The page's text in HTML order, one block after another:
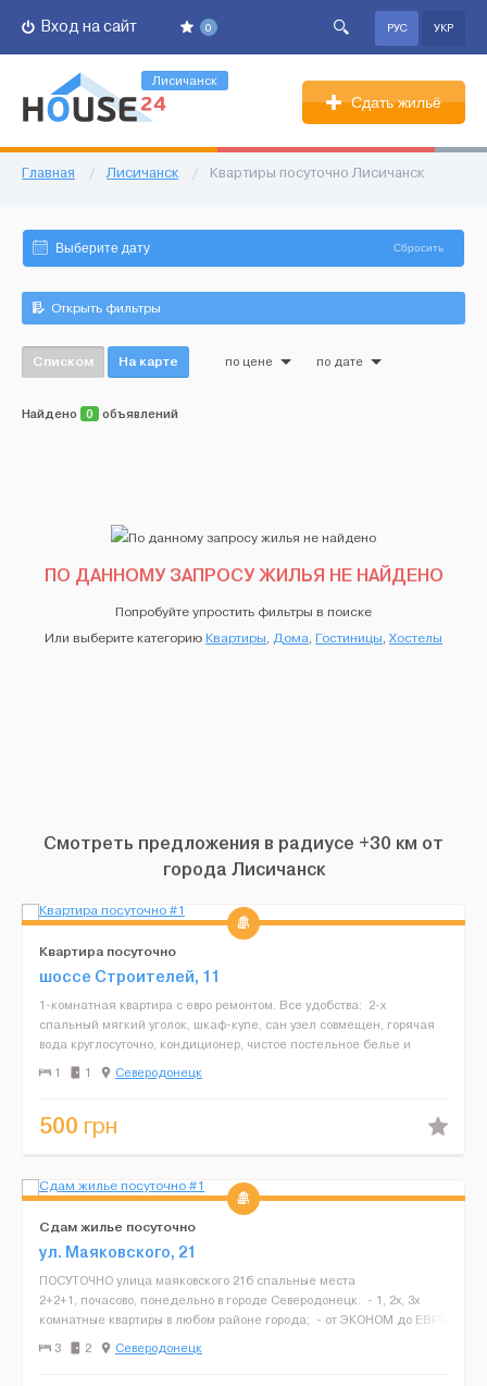
0
Вход на сайт РУС УКР
Лисичанск
Сдать жильё
Главная / Лисичанск / Квартиры посуточно Лисичанск
Сбросить
Открыть фильтры
Списком На карте по цене по дате
Найдено 0 объявлений
ПО ДАННОМУ ЗАПРОСУ ЖИЛЬЯ НЕ НАЙДЕНО
Попробуйте упростить фильтры в поиске
Или выберите категориюКвартиры, Дома, Гостиницы, Хостелы
Смотреть предложения в радиусе +30 км от
города Лисичанск
Квартира посуточно
шоссе Строителей, 11
1-комнатная квартира с евро ремонтом. Все удобства: 2-х
спальный мягкий уголок, шкаф-купе, сан узел совмещен, горячая
вода круглосуточно, кондиционер, чистое постельное белье и
полотенца, телевизор 32", Wi-fi, интернет,...
1 1 Северодонецк
500 грн
Сдам жилье посуточно
ул. Маяковского, 21
ПОСУТОЧНО улица маяковского 21б спальные места
2+2+1, почасово, понедельно в городе Северодонецк. - 1, 2х, 3х
комнатные квартиры в любом районе города; - от ЭКОНОМ до ЕВРО
класса; - цены от 250 грн до 600 гр...
3 2 Северодонецк